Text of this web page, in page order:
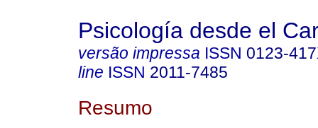
Psicología desde el
versão impressa ISSN 0123-
line ISSN 2011-7485
Resumo